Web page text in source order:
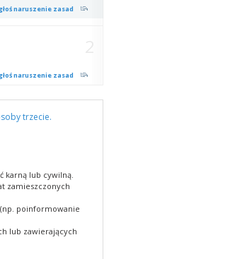
naruszenie zasad
naruszenie zasad
trzecie.
karną lub cywilną.
zamieszczonych
poinformowanie
lub zawierających